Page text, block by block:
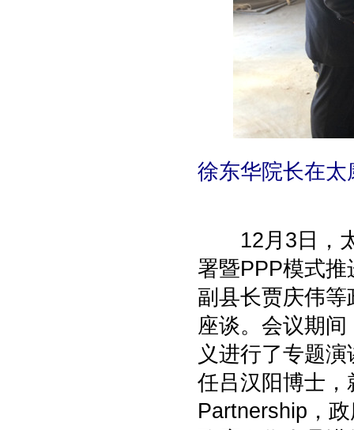
徐东华院长在
12月3日，太
署暨PPP模式
副县长贾庆伟
座谈。会议期间
义进行了专题
任吕汉阳博士
Partnership，